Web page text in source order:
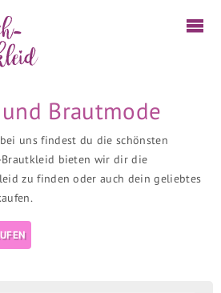
Brautmode
uns findest du die schönsten
Brautkleid bieten wir dir die
zu finden oder auch dein geliebtes